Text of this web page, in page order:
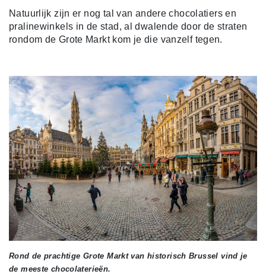
Natuurlijk zijn er nog tal van andere chocolatiers en
pralinewinkels in de stad, al dwalende door de straten
rondom de Grote Markt kom je die vanzelf tegen.
Rond de prachtige Grote Markt van historisch Brussel vind je
de meeste chocolaterieën.